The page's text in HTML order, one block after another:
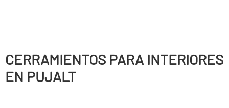
CERRAMIENTOS PARA INTERIORES
EN PUJALT